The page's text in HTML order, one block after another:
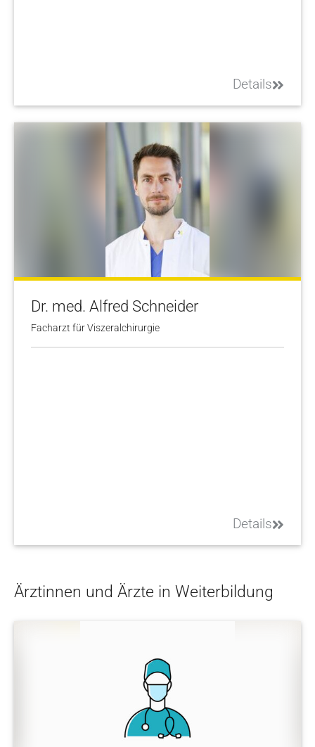
Details
Dr. med. Alfred Schneider
Facharzt für Viszeralchirurgie
Details
Ärztinnen und Ärzte in Weiterbildung